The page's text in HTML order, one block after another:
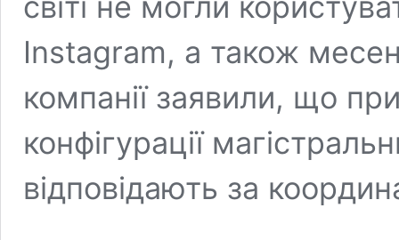
Instagram, а також
компанії заявили, що
конфігурації
відповідають за